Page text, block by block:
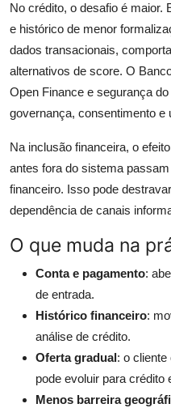
No crédito, o desafio é maior.
e histórico de menor
dados transacionais,
alternativos de score. O
Open Finance e segurança
governança, consentimento e
Na inclusão financeira, o
antes fora do sistema
financeiro. Isso pode
dependência de canais
O que muda na
Conta e pagamento:
de entrada.
Histórico financeiro:
análise de crédito.
Oferta gradual: o
pode evoluir para crédito
Menos barreira